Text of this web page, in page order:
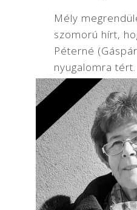
Mély
szomorú hírt,
Péterné
nyugalomra tért.